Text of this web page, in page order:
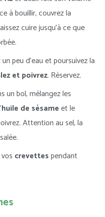
à bouillir, couvrez la
cuire jusqu’à ce que
peu d’eau et poursuivez la
et poivrez. Réservez.
un bol, mélangez les
huile de sésameet le
Attention au sel, la
crevettespendant